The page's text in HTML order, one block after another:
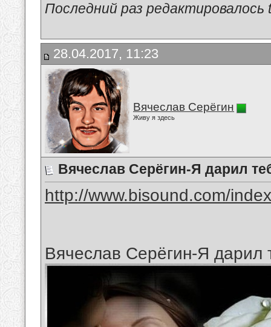
Последний раз
28.04.2017, 11:23
Вячеслав Серёгин
Живу я здесь
Вячеслав Серёгин-Я дарил
http://www.bisound.com/
Вячеслав Серёгин-Я дарил